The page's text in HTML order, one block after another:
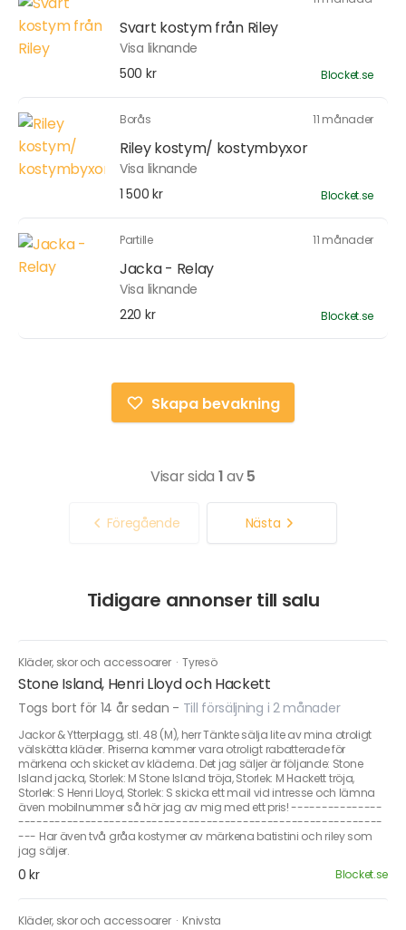
Svart kostym från Riley
Visa liknande
500 kr
Blocket.se
Borås 11 månader
Riley kostym/ kostymbyxor
Visa liknande
1 500 kr
Blocket.se
Partille 11 månader
Jacka - Relay
Visa liknande
220 kr
Blocket.se
Skapa bevakning
Visar sida 1av5
Föregående Nästa
Tidigare annonser till salu
Kläder, skor och accessoarer ·Tyresö
Stone Island, Henri Lloyd och Hackett
Togs bort för 14 år sedan - Till försäljning i 2 månader
Jackor & Ytterplagg, stl. 48 (M), herr Tänkte sälja lite av mina otroligt
välskötta kläder. Priserna kommer vara otroligt rabatterade för
märkena och skicket av kläderna. Det jag säljer är följande: Stone
Island jacka, Storlek: M Stone Island tröja, Storlek: M Hackett tröja,
Storlek: S Henri Lloyd, Storlek: S skicka ett mail vid intresse och lämna
även mobilnummer så hör jag av mig med ett pris! ---------------
------------------------------------------------------------
--- Har även två gråa kostymer av märkena batistini och riley som
jag säljer.
0 kr Blocket.se
Kläder, skor och accessoarer · Knivsta